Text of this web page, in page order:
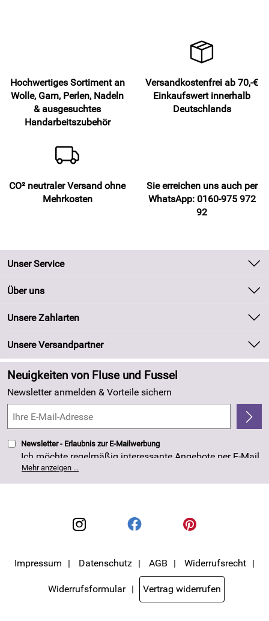
Hochwertiges Sortiment an
Wolle, Garn, Perlen, Nadeln
& ausgesuchtes
Handarbeitszubehör
Versandkostenfrei ab 70,-€
Einkaufswert innerhalb
Deutschlands
CO² neutraler Versand ohne
Mehrkosten
Sie erreichen uns auch per
WhatsApp: 0160-975 972
92
Unser Service
Kontakt
Kundeninformationen
Newsletter
Zahlung und Versand
Kundenlogin
Über uns
Unsere Bestseller
Neu
Angebote
Made in Germany
4,8/5*****
Unsere Zahlarten
Unsere Versandpartner
Neuigkeiten von Fluse und Fussel
Newsletter anmelden & Vorteile sichern
Newsletter - Erlaubnis zur E-Mailwerbung
Ich möchte regelmäßig interessante Angebote per E-Mail
erhalten. Meine E-Mail-Adresse wird nicht an andere
Unternehmen weitergegeben. Die Einwilligung zur
Nutzung meiner E-Mail- Adresse für Werbezwecke kann
Mehr anzeigen ...
Impressum Datenschutz AGB Widerrufsrecht
Widerrufsformular Vertrag widerrufen